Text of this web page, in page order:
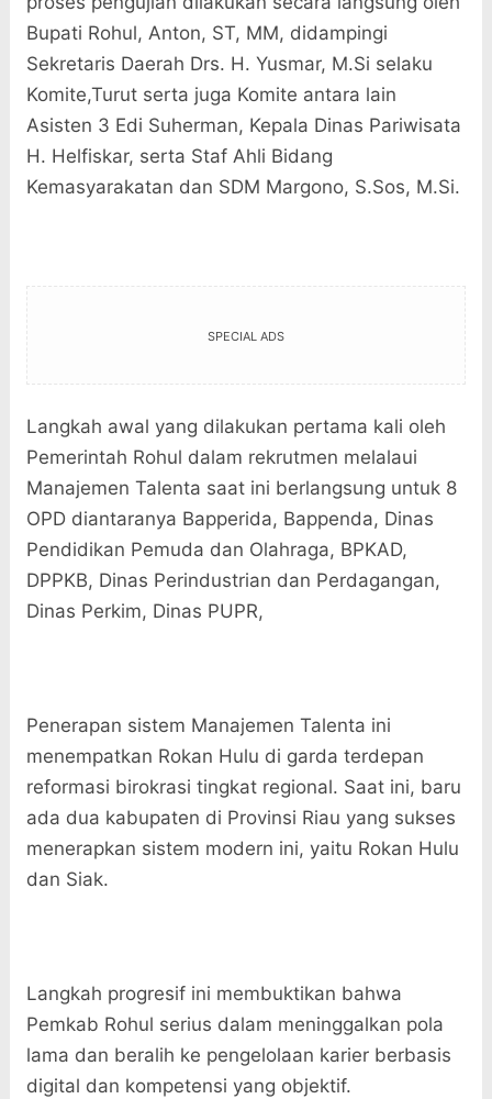
Bupati Rohul, Anton, ST, MM, didampingi
Sekretaris Daerah Drs. H. Yusmar, M.Si selaku
Komite,Turut serta juga Komite antara lain
Asisten 3 Edi Suherman, Kepala Dinas Pariwisata
H. Helfiskar, serta Staf Ahli Bidang
Kemasyarakatan dan SDM Margono, S.Sos, M.Si.
SPECIAL ADS
Langkah awal yang dilakukan pertama kali oleh
Pemerintah Rohul dalam rekrutmen melalaui
Manajemen Talenta saat ini berlangsung untuk 8
OPD diantaranya Bapperida, Bappenda, Dinas
Pendidikan Pemuda dan Olahraga, BPKAD,
DPPKB, Dinas Perindustrian dan Perdagangan,
Dinas Perkim, Dinas PUPR,
​Penerapan sistem Manajemen Talenta ini
menempatkan Rokan Hulu di garda terdepan
reformasi birokrasi tingkat regional. Saat ini, baru
ada dua kabupaten di Provinsi Riau yang sukses
menerapkan sistem modern ini, yaitu Rokan Hulu
dan Siak.
​Langkah progresif ini membuktikan bahwa
Pemkab Rohul serius dalam meninggalkan pola
lama dan beralih ke pengelolaan karier berbasis
digital dan kompetensi yang objektif.